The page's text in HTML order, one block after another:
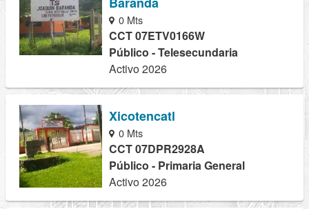
0 Mts
CCT 07ETV0166W
Público - Telesecundaria
Activo 2026
Xicotencatl
0 Mts
CCT 07DPR2928A
Público - Primaria General
Activo 2026